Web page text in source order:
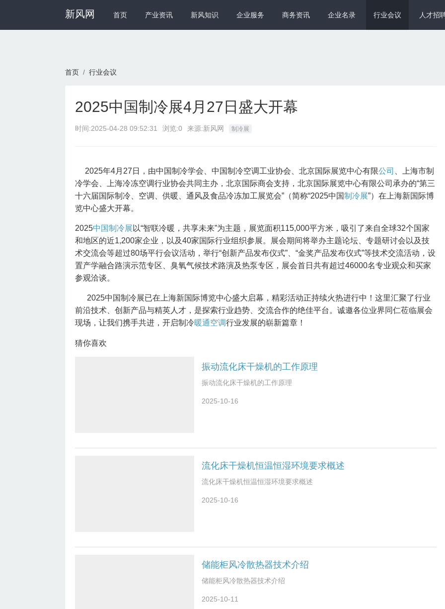
新风网 首页 产业资讯 新风知识 企业服务 商务资讯 企业名录 行业会议 人才招
首页 行业会议
2025中国制冷展4月27日盛大开幕
时间:2025-04-28 09:52:31 浏览:0 来源:新风网 制冷展
2025年4月27日，由中国制冷学会、中国制冷空调工业协会、北京国际展览中心有限公司
、上海市制
冷学会、上海冷冻空调行业协会共同主办，北京国际商会支持，北京国际展览中心有限公司承办的“第三
十六届国际制冷、空调、供暖、通风及食品冷冻加工展览会”（简称“2025中国制冷展”）在上海新国际博
览中心盛大开幕。
2025中国制冷展 以“智联冷暖，共享未来”为主题，展览面积115,000平方米，吸引了来自全球32个国家
和地区的近1,200家企业，以及40家国际行业组织参展。展会期间将举办主题论坛、专题研讨会以及技
术交流会等超过80场平行会议活动，举行“创新产品发布仪式”、“金奖产品发布仪式”等技术交流活动，设
置产学融合路演示范专区、臭氧气候技术路演及热泵专区，展会首日共有超过46000名专业观众和买家
参观洽谈。
2025中国制冷展已在上海新国际博览中心盛大启幕，精彩活动正持续火热进行中！这里汇聚了行业
前沿技术、创新产品与精英人才，是探索行业趋势、交流合作的绝佳平台。诚邀各位业界同仁莅临展会
现场，让我们携手共进，开启制冷暖通空调行业发展的崭新篇章！
猜你喜欢
振动流化床干燥机的工作原理
振动流化床干燥机的工作原理
2025-10-16
流化床干燥机恒温恒湿环境要求概述
流化床干燥机恒温恒湿环境要求概述
2025-10-16
储能柜风冷散热器技术介绍
储能柜风冷散热器技术介绍
2025-10-11